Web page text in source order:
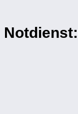
Notdienst: